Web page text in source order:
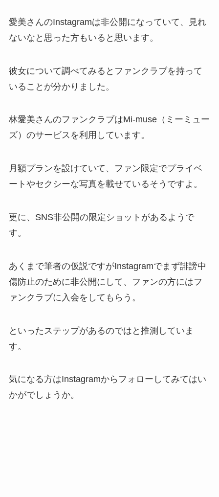
愛美さんのInstagramは非公開になっていて、見れ
ないなと思った方もいると思います。
彼女について調べてみるとファンクラブを持って
いることが分かりました。
林愛美さんのファンクラブはMi-muse（ミーミュー
ズ）のサービスを利用しています。
月額プランを設けていて、ファン限定でプライベ
ートやセクシーな写真を載せているそうですよ。
更に、SNS非公開の限定ショットがあるようで
す。
あくまで筆者の仮説ですがInstagramでまず誹謗中
傷防止のために非公開にして、ファンの方にはフ
ァンクラブに入会をしてもらう。
といったステップがあるのではと推測していま
す。
気になる方はInstagramからフォローしてみてはい
かがでしょうか。